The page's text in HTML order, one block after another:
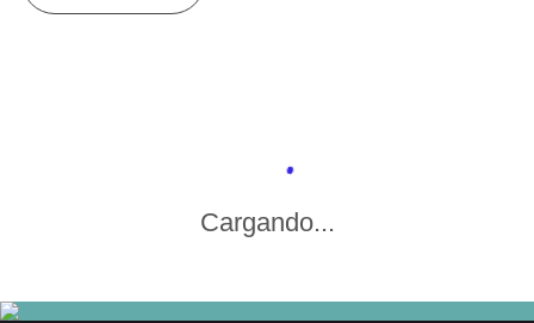
Cargando...